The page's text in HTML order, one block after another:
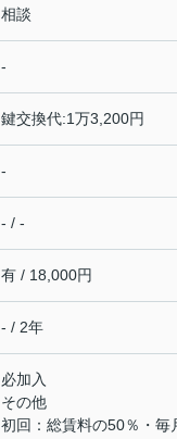
相談
-
鍵交換代:1万3,200円
-
- / -
有 / 18,000円
- / 2年
必加入
その他
初回：総賃料の50％・毎